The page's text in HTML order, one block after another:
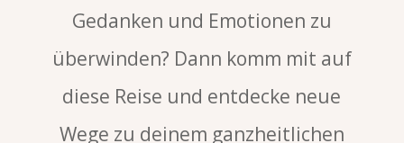
Gedanken und Emotionen zu
überwinden? Dann komm mit auf
diese Reise und entdecke neue
Wege zu deinem ganzheitlichen